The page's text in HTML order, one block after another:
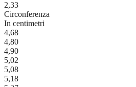
2,33
Circonferenza
In centimetri
4,68
4,80
4,90
5,02
5,08
5,18